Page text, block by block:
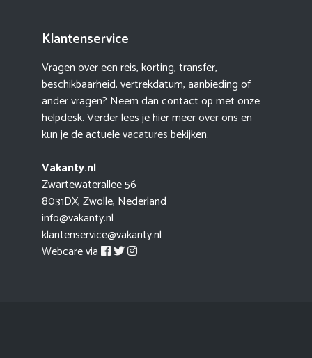
Klantenservice
Vragen over een reis, korting, transfer,
beschikbaarheid, vertrekdatum, aanbieding of
ander vragen? Neem dan contact op met onze
helpdesk. Verder lees je hier meerover onsen
kun je de actuelevacaturesbekijken.
Vakanty.nl
Zwartewaterallee 56
8031DX, Zwolle, Nederland
info@vakanty.nl
klantenservice@vakanty.nl
Webcare via